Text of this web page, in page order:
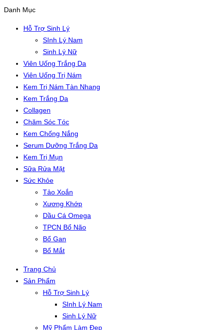
Danh Mục
Hỗ Trợ Sinh Lý
SInh Lý Nam
Sinh Lý Nữ
Viên Uống Trắng Da
Viên Uống Trị Nám
Kem Trị Nám Tàn Nhang
Kem Trắng Da
Collagen
Chăm Sóc Tóc
Kem Chống Nắng
Serum Dưỡng Trắng Da
Kem Trị Mụn
Sữa Rửa Mặt
Sức Khỏe
Tảo Xoắn
Xương Khớp
Dầu Cá Omega
TPCN Bổ Não
Bổ Gan
Bổ Mắt
Trang Chủ
Sản Phẩm
Hỗ Trợ Sinh Lý
SInh Lý Nam
Sinh Lý Nữ
Mỹ Phẩm Làm Đẹp